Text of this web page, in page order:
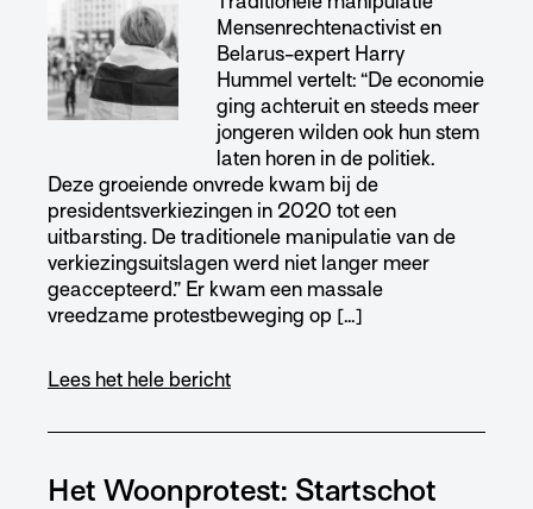
Mensenrechtenactivist en
Belarus-expert Harry
Hummel vertelt: “De economie
ging achteruit en steeds meer
jongeren wilden ook hun stem
laten horen in de politiek.
Deze groeiende onvrede kwam bij de
presidentsverkiezingen in 2020 tot een
uitbarsting. De traditionele manipulatie van de
verkiezingsuitslagen werd niet langer meer
geaccepteerd.” Er kwam een massale
vreedzame protestbeweging op […]
Lees het hele bericht
Het Woonprotest: Startschot